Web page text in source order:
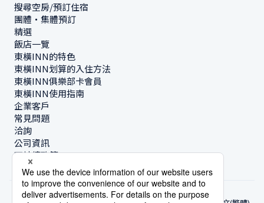
搜尋空房/預訂住宿
團體・集體預訂
精選
飯店一覽
東橫INN的特色
東橫INN划算的入住方法
東橫INN俱樂部卡會員
東橫INN使用指南
企業客戶
常見問題
洽詢
公司資訊
可持續政策